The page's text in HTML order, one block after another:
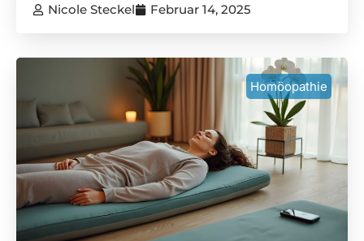
Nicole Steckel Februar 14, 2025
Homöopathie